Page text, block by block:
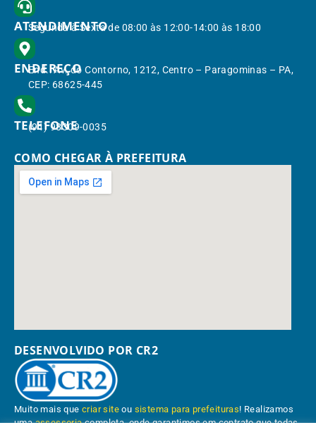
ATENDIMENTO
Segunda à Sexta de 08:00 às 12:00-14:00 às 18:00
ENDEREÇO
End.: Av. do Contorno, 1212, Centro – Paragominas – PA,
CEP: 68625-445
TELEFONE
(91) 98309-0035
COMO CHEGAR À PREFEITURA
DESENVOLVIDO POR CR2
Muito mais quecriar site ou sistema para prefeituras! Realizamos
umaassessoriacompleta, onde garantimos em contrato que todas